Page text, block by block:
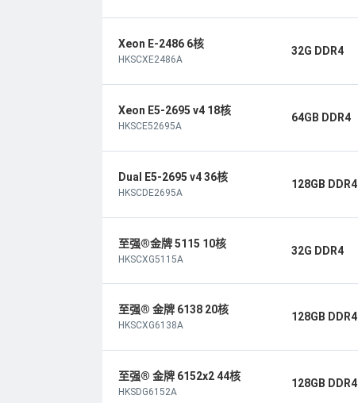
Xeon E-2486 6核
HKSCXE2486A
32G DDR4
Xeon E5-2695 v4 18核
HKSCE52695A
64GB DDR4
Dual E5-2695 v4 36核
HKSCDE2695A
128GB DDR4
至强®金牌 5115 10核
HKSCXG5115A
32G DDR4
至强® 金牌 6138 20核
HKSCXG6138A
128GB DDR4
至强® 金牌 6152x2 44核
HKSDG6152A
128GB DDR4